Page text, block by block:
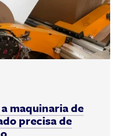
maquinaria de
precisa de